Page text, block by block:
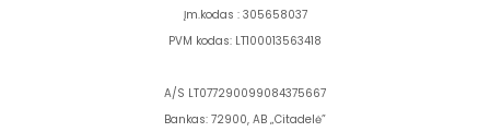
Įm.kodas : 305658037
PVM kodas: LT100013563418
A/S LT077290099084375667
Bankas: 72900, AB „Citadelė”